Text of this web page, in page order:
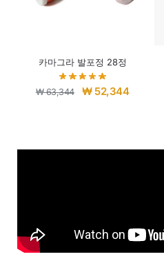
카마그라 발포정 28정
₩63,344 ₩52,344